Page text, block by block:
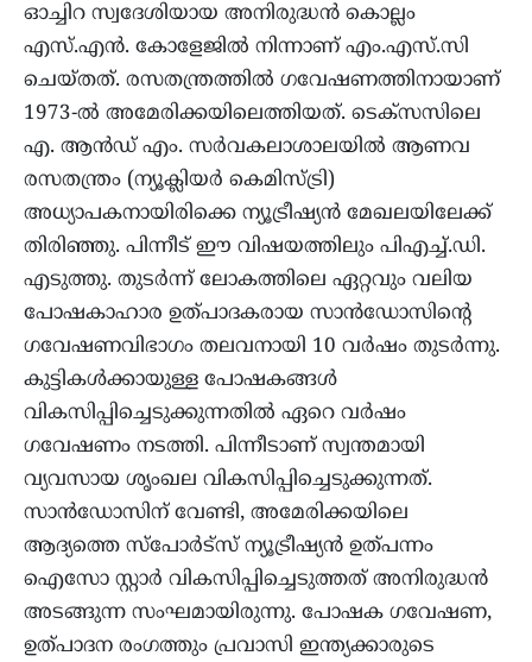
ഓച്ചിറ സ്വദേശിയായ അനിരുദ്ധൻ കൊല്ലം
എസ്.എൻ. കോളേജിൽ നിന്നാണ് എം.എസ്.സി
ചെയ്തത്. രസതന്ത്രത്തിൽ ഗവേഷണത്തിനായാണ്
1973-ൽ അമേരിക്കയിലെത്തിയത്. ടെക്സസിലെ
എ. ആൻഡ് എം. സർവകലാശാലയിൽ ആണവ
രസതന്ത്രം (ന്യൂക്ലിയർ കെമിസ്ട്രി)
അധ്യാപകനായിരിക്കെ ന്യൂട്രീഷ്യൻ മേഖലയിലേക്ക്
തിരിഞ്ഞു. പിന്നീട് ഈ വിഷയത്തിലും പിഎച്ച്.ഡി.
എടുത്തു. തുടർന്ന് ലോകത്തിലെ ഏറ്റവും വലിയ
പോഷകാഹാര ഉത്പാദകരായ സാൻഡോസിന്റെ
ഗവേഷണവിഭാഗം തലവനായി 10 വർഷം തുടർന്നു.
കുട്ടികൾക്കായുള്ള പോഷകങ്ങൾ
വികസിപ്പിച്ചെടുക്കുന്നതിൽ ഏറെ വർഷം
ഗവേഷണം നടത്തി. പിന്നീടാണ് സ്വന്തമായി
വ്യവസായ ശൃംഖല വികസിപ്പിച്ചെടുക്കുന്നത്.
സാൻഡോസിന് വേണ്ടി, അമേരിക്കയിലെ
ആദ്യത്തെ സ്പോർട്‌സ് ന്യൂട്രീഷ്യൻ ഉത്പന്നം
ഐസോ സ്റ്റാർ വികസിപ്പിച്ചെടുത്തത് അനിരുദ്ധൻ
അടങ്ങുന്ന സംഘമായിരുന്നു. പോഷക ഗവേഷണ,
ഉത്പാദന രംഗത്തും പ്രവാസി ഇന്ത്യക്കാരുടെ